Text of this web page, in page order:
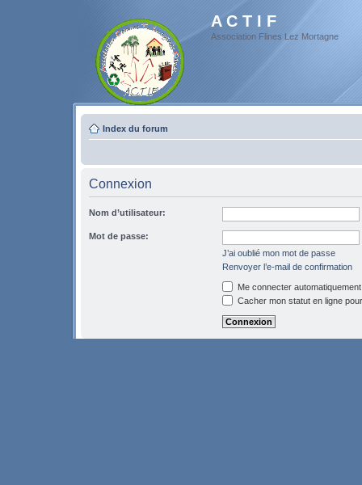
A C T I F
Association Flines Lez Mortagne
Index du forum
Connexion
Nom d’utilisateur:
Mot de passe:
J’ai oublié mon mot de passe
Renvoyer l’e-mail de confirmation
Me connecter
Cacher mon statut en ligne